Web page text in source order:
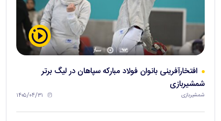
افتخارآفرینی بانوان فولاد مبارکه سپاهان در لیگ برتر
شمشیربازی
شمشیربازی ۱۴۰۵/۰۴/۳۱